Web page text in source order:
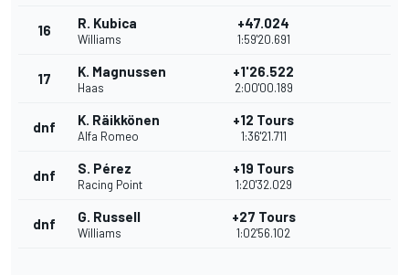
16 R. Kubica
Williams
+47.024
1:59'20.691
17 K. Magnussen
Haas
+1'26.522
2:00'00.189
dnf K. Räikkönen
Alfa Romeo
+12 Tours
1:36'21.711
dnf S. Pérez
Racing Point
+19 Tours
1:20'32.029
dnf G. Russell
Williams
+27 Tours
1:02'56.102